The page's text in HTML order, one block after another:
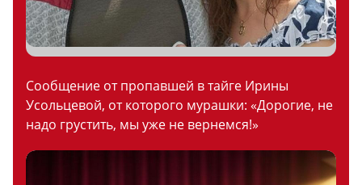
Сообщение от пропавшей в тайге Ирины
Усольцевой, от которого мурашки: «Дорогие, не
надо грустить, мы уже не вернемся!»